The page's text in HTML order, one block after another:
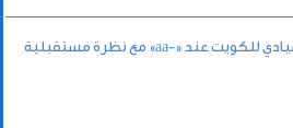
«فيتش» تؤكد التصنيف السيادي للكويت عند «-aa» مع نظرة مستقبلية